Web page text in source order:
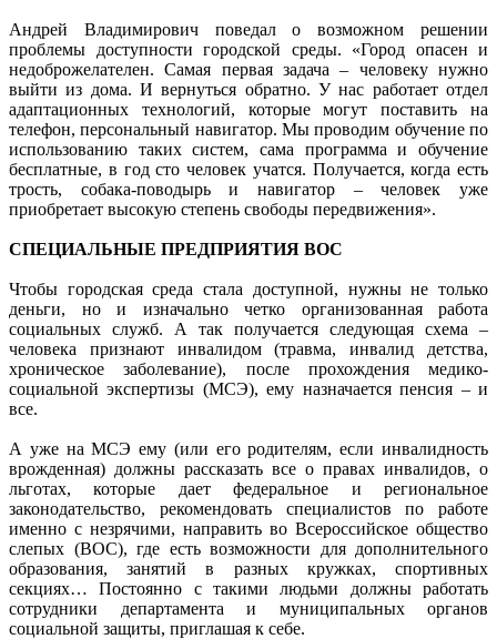
Андрей Владимирович поведал о возможном решении
проблемы доступности городской среды. «Город опасен и
недоброжелателен. Самая первая задача – человеку нужно
выйти из дома. И вернуться обратно. У нас работает отдел
адаптационных технологий, которые могут поставить на
телефон, персональный навигатор. Мы проводим обучение по
использованию таких систем, сама программа и обучение
бесплатные, в год сто человек учатся. Получается, когда есть
трость, собака-поводырь и навигатор – человек уже
приобретает высокую степень свободы передвижения».
СПЕЦИАЛЬНЫЕ ПРЕДПРИЯТИЯ ВОС
Чтобы городская среда стала доступной, нужны не только
деньги, но и изначально четко организованная работа
социальных служб. А так получается следующая схема –
человека признают инвалидом (травма, инвалид детства,
хроническое заболевание), после прохождения медико-
социальной экспертизы (МСЭ), ему назначается пенсия – и
все.
А уже на МСЭ ему (или его родителям, если инвалидность
врожденная) должны рассказать все о правах инвалидов, о
льготах, которые дает федеральное и региональное
законодательство, рекомендовать специалистов по работе
именно с незрячими, направить во Всероссийское общество
слепых (ВОС), где есть возможности для дополнительного
образования, занятий в разных кружках, спортивных
секциях… Постоянно с такими людьми должны работать
сотрудники департамента и муниципальных органов
социальной защиты, приглашая к себе.